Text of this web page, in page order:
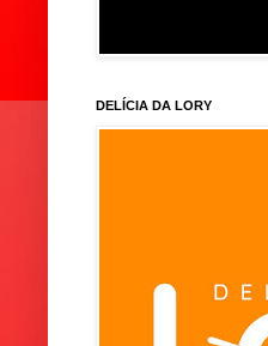
DELÍCIA DA LORY